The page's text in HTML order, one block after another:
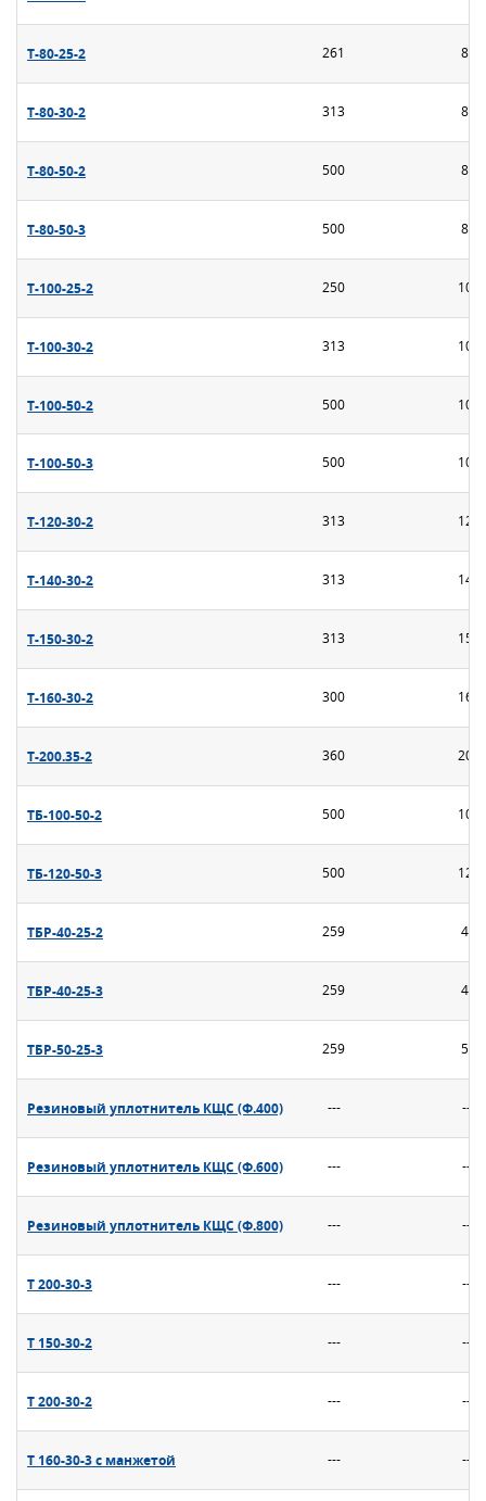
Т-80-25-2 261 80
Т-80-30-2 313 80
Т-80-50-2 500 80
Т-80-50-3 500 80
Т-100-25-2 250 100
Т-100-30-2 313 100
Т-100-50-2 500 100
Т-100-50-3 500 100
Т-120-30-2 313 120
Т-140-30-2 313 140
Т-150-30-2 313 150
Т-160-30-2 300 160
Т-200.35-2 360 200
ТБ-100-50-2 500 100
ТБ-120-50-3 500 120
ТБР-40-25-2 259 40
ТБР-40-25-3 259 40
ТБР-50-25-3 259 50
Резиновый уплотнитель КЩС (Ф.400) --- ---
Резиновый уплотнитель КЩС (Ф.600) --- ---
Резиновый уплотнитель КЩС (Ф.800) --- ---
Т 200-30-3 --- ---
Т 150-30-2 --- ---
Т 200-30-2 --- ---
Т 160-30-3 с манжетой --- ---